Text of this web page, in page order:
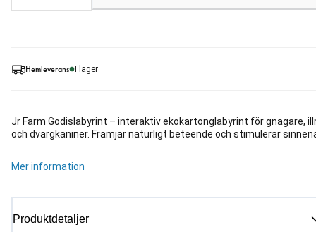
Hemleverans I lager
Jr Farm Godislabyrint – interaktiv ekokartonglabyrint för gnagare,
och dvärgkaniner. Främjar naturligt beteende och stimulerar
Mer information
Produktdetaljer